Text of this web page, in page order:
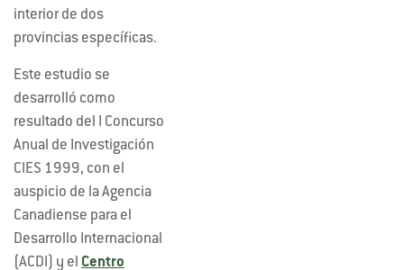
interior de dos
provincias específicas.
Este estudio se
desarrolló como
resultado del I Concurso
Anual de Investigación
CIES 1999, con el
auspicio de la Agencia
Canadiense para el
Desarrollo Internacional
(ACDI) y el Centro